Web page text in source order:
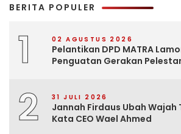
BERITA POPULER
1 02 AGUSTUS 2026
Pelantikan DPD MATRA
Penguatan Gerakan
2 31 JULI 2026
Jannah Firdaus Ubah Wajah
Kata CEO Wael Ahmed